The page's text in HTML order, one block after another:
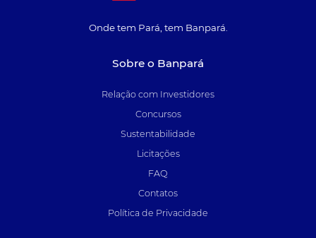
Onde tem Pará, tem Banpará.
Sobre o Banpará
Relação com Investidores
Concursos
Sustentabilidade
Licitações
FAQ
Contatos
Política de Privacidade